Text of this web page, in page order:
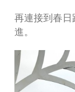
再連接到春
進。